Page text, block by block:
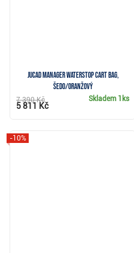
JuCad Manager Waterstop cart bag,
šedo/oranžový
Skladem 1ks
7 390 Kč
5 811 Kč
-10%